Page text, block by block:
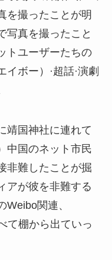
を撮ったことが明
写真を撮ったこと
トユーザーたちの
ボー）·超話·演劇
靖国神社に連れて
中国のネット市民
非難したことが掘
アが彼を非難する
関連、
て棚から出ていっ